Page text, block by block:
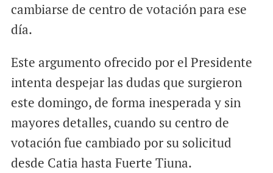
cambiarse de centro de votación para ese
día.
Este argumento ofrecido por el Presidente
intenta despejar las dudas que surgieron
este domingo, de forma inesperada y sin
mayores detalles, cuando su centro de
votación fue cambiado por su solicitud
desde Catia hasta Fuerte Tiuna.